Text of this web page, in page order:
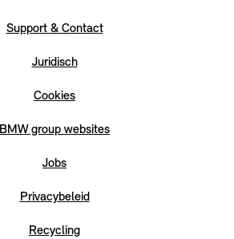
Support & Contact
Juridisch
Cookies
BMW group websites
Jobs
Privacybeleid
Recycling